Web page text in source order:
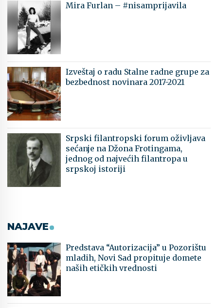
Mira Furlan – #nisamprijavila
Izveštaj o radu Stalne radne grupe za
bezbednost novinara 2017-2021
Srpski filantropski forum oživljava
sećanje na Džona Frotingama,
jednog od najvećih filantropa u
srpskoj istoriji
NAJAVE
Predstava “Autorizacija” u Pozorištu
mladih, Novi Sad propituje domete
naših etičkih vrednosti